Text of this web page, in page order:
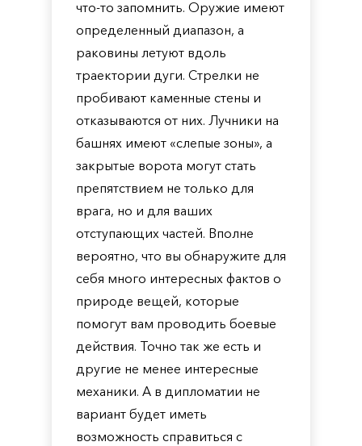
что-то запомнить. Оружие имеют
определенный диапазон, а
раковины летуют вдоль
траектории дуги. Стрелки не
пробивают каменные стены и
отказываются от них. Лучники на
башнях имеют «слепые зоны», а
закрытые ворота могут стать
препятствием не только для
врага, но и для ваших
отступающих частей. Вполне
вероятно, что вы обнаружите для
себя много интересных фактов о
природе вещей, которые
помогут вам проводить боевые
действия. Точно так же есть и
другие не менее интересные
механики. А в дипломатии не
вариант будет иметь
возможность справиться с